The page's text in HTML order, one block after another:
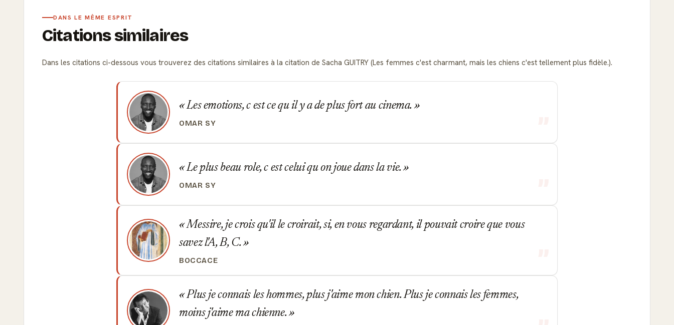
DANS LE MÊME ESPRIT
Citations similaires
Dans les citations ci-dessous vous trouverez des citations similaires à la citation de Sacha GUITRY (Les femmes c'est charmant, mais les chiens c'est tellement plus fidèle.).
Les emotions, c est ce qu il y a de plus fort au cinema.
OMAR SY
Le plus beau role, c est celui qu on joue dans la vie.
OMAR SY
Messire, je crois qu'il le croirait, si, en vous regardant, il pouvait croire que vous
savez l'A, B, C.
BOCCACE
Plus je connais les hommes, plus j'aime mon chien. Plus je connais les femmes,
moins j'aime ma chienne.